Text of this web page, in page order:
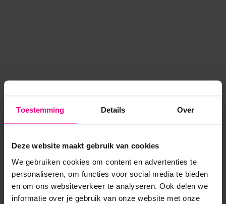
Toestemming Details Over
Deze website maakt gebruik van cookies
We gebruiken cookies om content en advertenties te
personaliseren, om functies voor social media te bieden
en om ons websiteverkeer te analyseren. Ook delen we
informatie over je gebruik van onze website met onze